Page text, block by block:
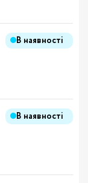
В наявності
В наявності